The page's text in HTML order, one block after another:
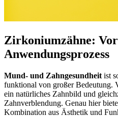
Zirkoniumzähne:
Anwendungsprozess
Mund- und Zahngesundheit ist
funktional von großer Bedeutung.
ein natürliches Zahnbild und
Zahnverblendung. Genau hier
Kombination aus Ästhetik und